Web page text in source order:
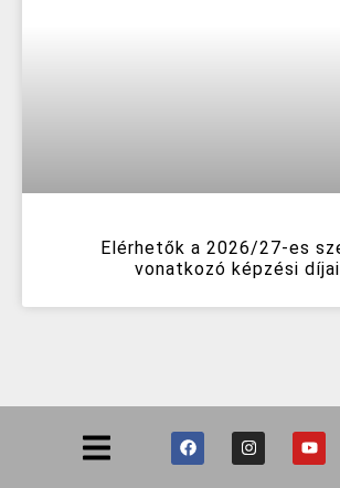
Elérhetők a 2026/27-es
vonatkozó képzési